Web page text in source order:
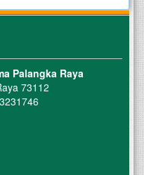
Palangka Raya
73112